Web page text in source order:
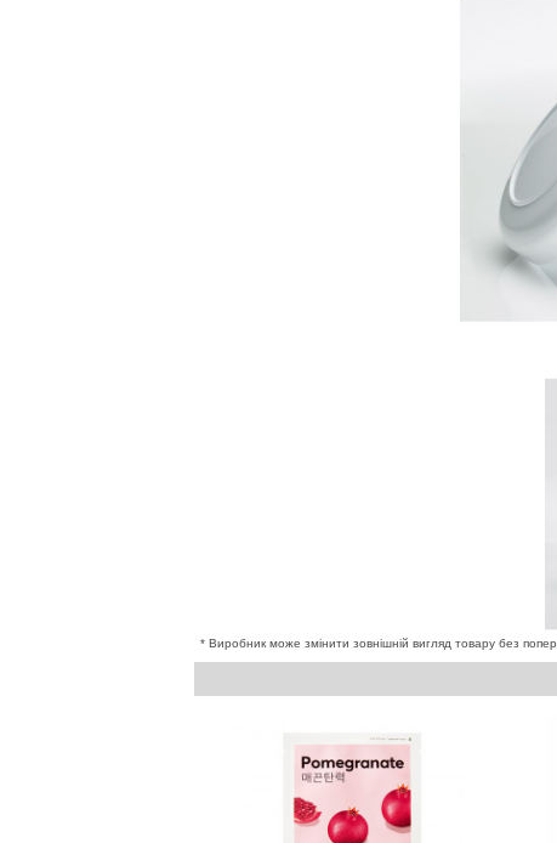
* Виробник може змінити зовнішній вигляд товару без